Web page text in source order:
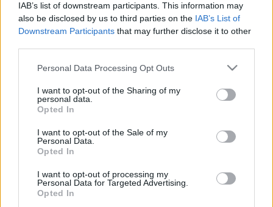
IAB’s list of downstream participants. This information may
also be disclosed by us to third parties on the IAB’s List of
Downstream Participants that may further disclose it to other
Please note that this website/app uses one or more Google
not limited to your visit or usage behaviour. You may click to
grant or deny consent to Google and its third-party tags to
use your data for below specified purposes in below Google
consent section.
Personal Data Processing Opt Outs
I want to opt-out of the Sharing of my
personal data.
Opted In
I want to opt-out of the Sale of my
Personal Data.
Opted In
I want to opt-out of processing my
Personal Data for Targeted Advertising.
Opted In
A partnerség keretében tovább bővítik az Elucis
lehetőségeit. Az együttműködés részeként a Realize
Medical számára lehetővé válik a Logitech korábbi
VR Ink Pilot Edition stylusának (érintőceruzájának)
beintegrálása a platformba. Az eszközzel lényegesen
míg a szoftverrel orvosi képek alakíthatók át 3D-s
modellekké, és mindez a virtuális valóságban
történik.
A modellek természetesen ki is nyomtathatók, de
más „haladó” vizualizációs célokra szintén
felhasználhatók. Az érintőceruzával egyszerűbb a
képmegjelenítő és a modellező folyamat. A
felhasználó tetszés és megérzés szerint „rajzolhat”,